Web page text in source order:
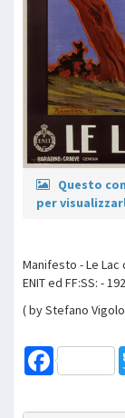
Questo
per
Manifesto - Le
ENIT ed FF:SS: -
( by Stefano
Facebook